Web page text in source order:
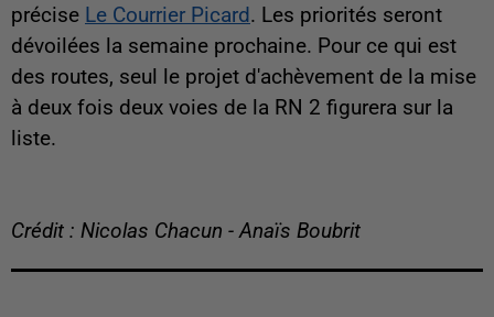
précise Le Courrier Picard. Les priorités seront
dévoilées la semaine prochaine. Pour ce qui est
des routes, seul le projet d'achèvement de la mise
à deux fois deux voies de la RN 2 figurera sur la
liste.
Crédit : Nicolas Chacun - Anaïs Boubrit